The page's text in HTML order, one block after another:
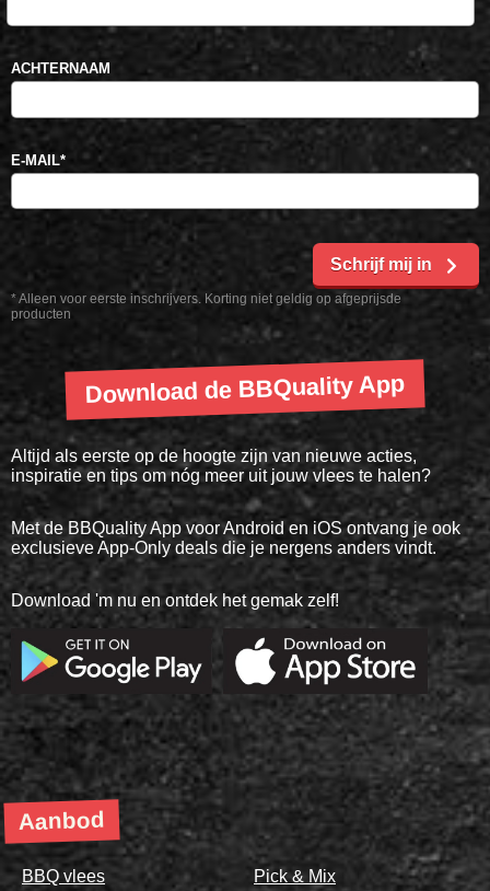
* Alleen voor eerste inschrijvers. Korting niet geldig op afgeprijsde
producten
ACHTERNAAM
E-MAIL*
Schrijf mij in
Download de BBQuality App
Altijd als eerste op de hoogte zijn van nieuwe acties,
inspiratie en tips om nóg meer uit jouw vlees te halen?
Met de BBQuality App voor Android en iOS ontvang je ook
exclusieve App-Only deals die je nergens anders vindt.
Download 'm nu en ontdek het gemak zelf!
Aanbod
BBQ vlees
Pick & Mix